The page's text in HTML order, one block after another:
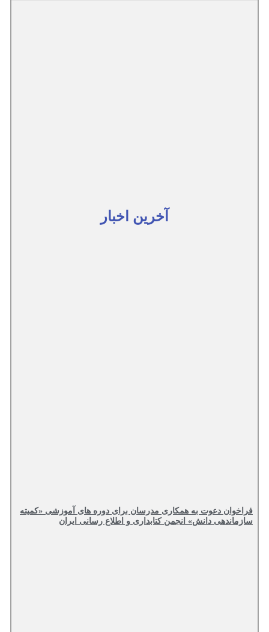
آخرین اخبار
فراخوان دعوت به همکاری مدرسان برای دوره های آموزشی «کمیته
سازماندهی دانش» انجمن کتابداری و اطلاع رسانی ایران